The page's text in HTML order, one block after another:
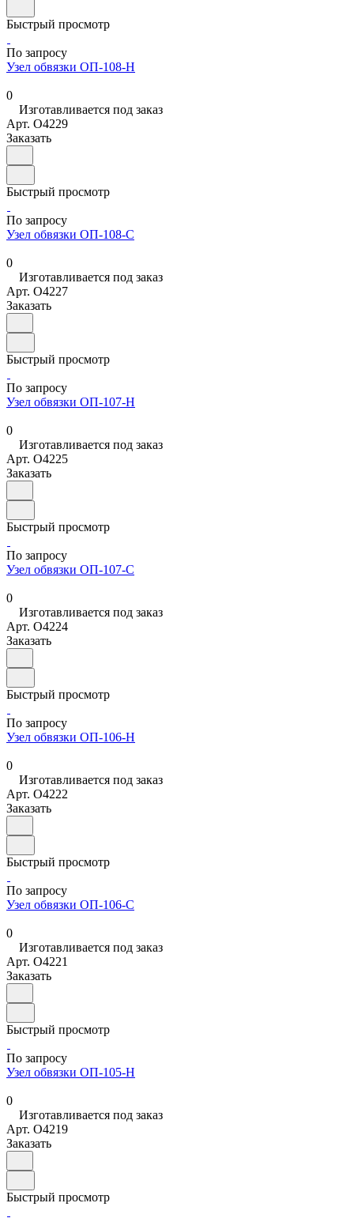
Быстрый просмотр
По запросу
Узел обвязки ОП-108-Н
0
Изготавливается под заказ
Арт. O4229
Заказать
Быстрый просмотр
По запросу
Узел обвязки ОП-108-С
0
Изготавливается под заказ
Арт. O4227
Заказать
Быстрый просмотр
По запросу
Узел обвязки ОП-107-Н
0
Изготавливается под заказ
Арт. O4225
Заказать
Быстрый просмотр
По запросу
Узел обвязки ОП-107-С
0
Изготавливается под заказ
Арт. O4224
Заказать
Быстрый просмотр
По запросу
Узел обвязки ОП-106-Н
0
Изготавливается под заказ
Арт. O4222
Заказать
Быстрый просмотр
По запросу
Узел обвязки ОП-106-С
0
Изготавливается под заказ
Арт. O4221
Заказать
Быстрый просмотр
По запросу
Узел обвязки ОП-105-Н
0
Изготавливается под заказ
Арт. O4219
Заказать
Быстрый просмотр